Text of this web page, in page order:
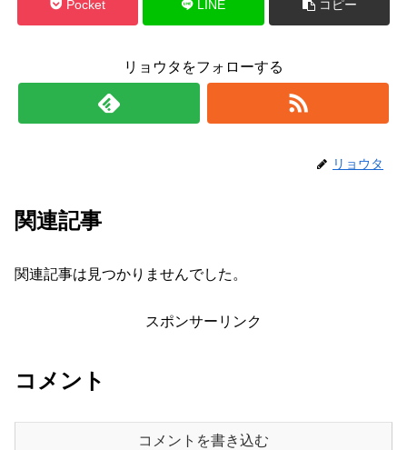
Pocket LINE コピー
リョウタをフォローする
リョウタ
関連記事
関連記事は見つかりませんでした。
スポンサーリンク
コメント
コメントを書き込む